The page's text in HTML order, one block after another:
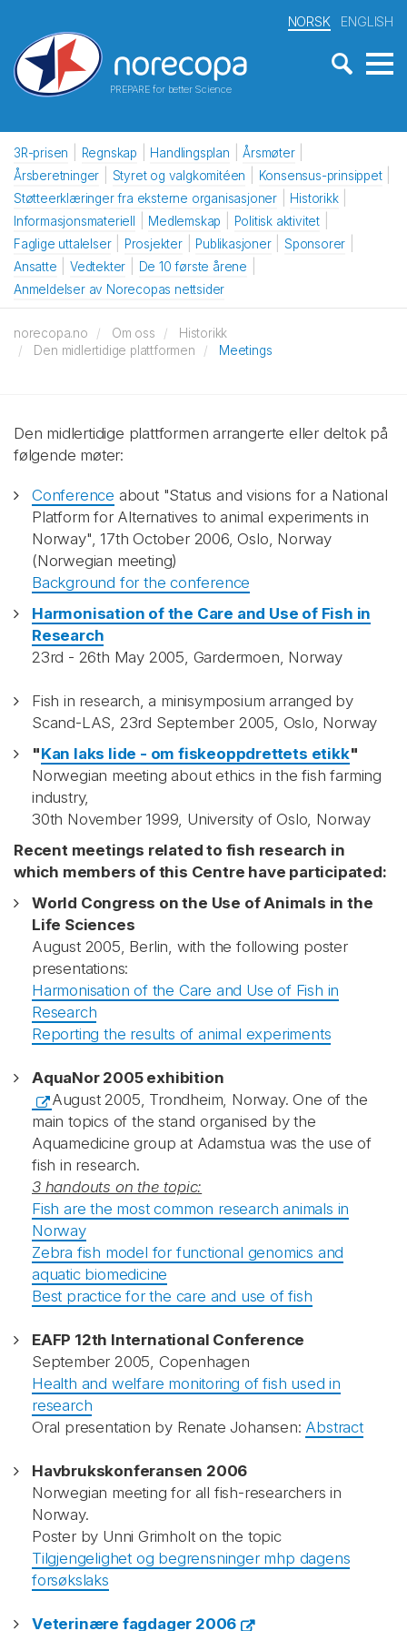
PREPARE for better Science
NORSK ENGLISH
3R-prisen Regnskap Handlingsplan
Årsmøter
Årsberetninger
Styret og valgkomitéen
Konsensus-prinsippet
Støtteerklæringer fra eksterne organisasjoner
Historikk
Informasjonsmateriell
Medlemskap
Politisk aktivitet
Faglige uttalelser
Prosjekter Publikasjoner
Sponsorer
Ansatte
Vedtekter
De 10 første årene
Anmeldelser av Norecopas nettsider
norecopa.no Om oss
Historikk
Den midlertidige plattformen
Meetings
Den midlertidige plattformen arrangerte eller deltok på
følgende møter:
Conference about "Status and visions for a National
Platform for Alternatives to animal experiments in
Norway", 17th October 2006, Oslo, Norway
(Norwegian meeting)
Background for the conference
Harmonisation of the Care and Use of Fish in
Research
23rd - 26th May 2005, Gardermoen, Norway
Fish in research, a minisymposium arranged by
Scand-LAS, 23rd September 2005, Oslo, Norway
"Kan laks lide - om fiskeoppdrettets etikk"
Norwegian meeting about ethics in the fish farming
industry,
30th November 1999, University of Oslo, Norway
Recent meetings related to fish research in
which members of this Centre have participated:
World Congress on the Use of Animals in the
Life Sciences
August 2005, Berlin, with the following poster
presentations:
Harmonisation of the Care and Use of Fish in
Research
Reporting the results of animal experiments
AquaNor 2005 exhibition
August 2005, Trondheim, Norway. One of the
main topics of the stand organised by the
Aquamedicine group at Adamstua was the use of
fish in research.
3 handouts on the topic:
Fish are the most common research animals in
Norway
Zebra fish model for functional genomics and
aquatic biomedicine
Best practice for the care and use of fish
EAFP 12th International Conference
September 2005, Copenhagen
Health and welfare monitoring of fish used in
research
Oral presentation by Renate Johansen: Abstract
Havbrukskonferansen 2006
Norwegian meeting for all fish-researchers in
Norway.
Poster by Unni Grimholt on the topic
Tilgjengelighet og begrensninger mhp dagens
forsøkslaks
Veterinære fagdager 2006